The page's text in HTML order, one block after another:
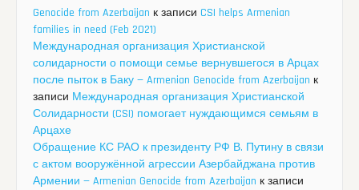
Genocide from Azerbaijan к записи CSI helps Armenian
families in need (Feb 2021)
Международная организация Христианской
солидарности о помощи семье вернувшегося в Арцах
после пыток в Баку — Armenian Genocide from Azerbaijan к
записи Международная организация Христианской
Солидарности (CSI) помогает нуждающимся семьям в
Арцахе
Обращение КС РАО к президенту РФ В. Путину в связи
с актом вооружённой агрессии Азербайджана против
Армении — Armenian Genocide from Azerbaijan к записи